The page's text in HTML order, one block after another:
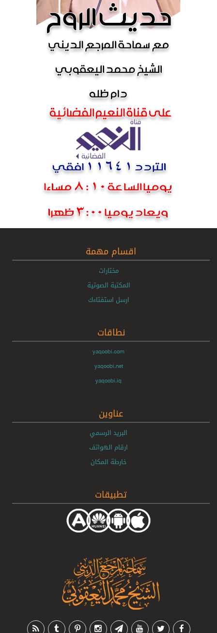
اقسام مهمة
مختارات
المكتبة الصوتية
ارسل استفتاءك
نطاقات
yaqoobi.com
yaqoobi.net
yaqoobi.iq
عناوين
البريد الرسمي
ارقام الهواتف
خارطة المكان
تطبيقات